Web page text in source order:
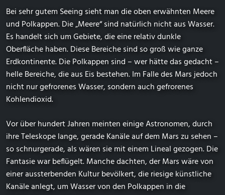
Bei sehr gutem Seeing sieht man die oben erwähnten Meere
und Polkappen. Die „Meere“ sind natürlich nicht aus Wasser.
Es handelt sich um Gebiete, die eine relativ dunkle
Oberfläche haben. Diese Bereiche sind so groß wie ganze
Erdkontinente. Die Polkappen sind – wer hätte das gedacht –
helle Bereiche, die aus Eis bestehen. Im Falle des Mars jedoch
nicht nur gefrorenes Wasser, sondern auch gefrorenes
Kohlendioxid.
Vor über hundert Jahren meinten einige Astronomen, durch
ihre Teleskope lange, gerade Kanäle auf dem Mars zu sehen –
so schnurgerade, als wären sie mit einem Lineal gezogen. Die
Fantasie war beflügelt. Manche dachten, der Mars wäre von
einer aussterbenden Kultur bevölkert, die riesige künstliche
Kanäle anlegt, um Wasser von den Polkappen in die